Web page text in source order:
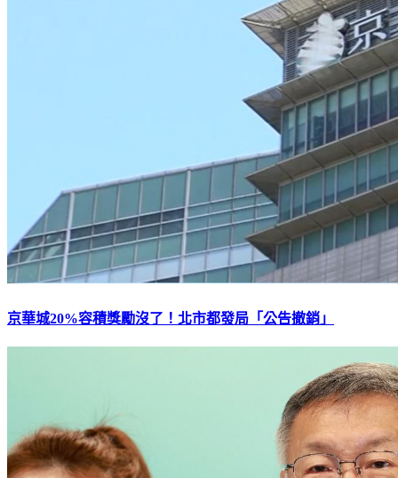
京華城20%容積獎勵沒了！北市都發局「公告撤銷」